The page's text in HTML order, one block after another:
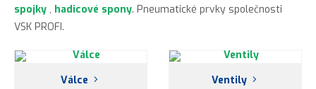
spojky , hadicové spony. Pneumatické prvky společnosti
VSK PROFI.
Válce Ventily